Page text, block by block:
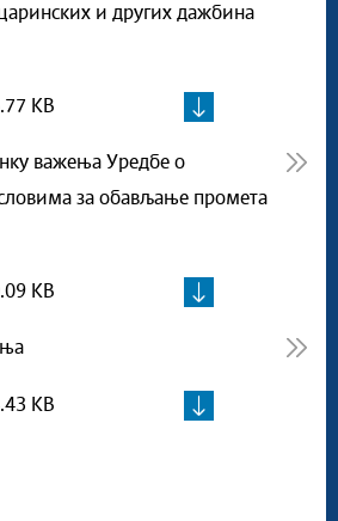
и других дажбина
KB
важења Уредбе о
за обављање промета
KB
KB